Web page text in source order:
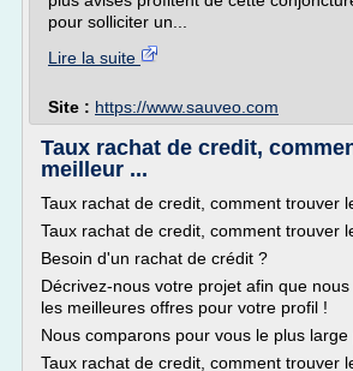
pour solliciter un...
Lire la suite
Site : https://www.sauveo.com
Taux rachat de credit,
meilleur ...
Taux rachat de credit, comment trouver
Taux rachat de credit, comment trouver
Besoin d'un rachat de crédit ?
Décrivez-nous votre projet afin que
les meilleures offres pour votre profil !
Nous comparons pour vous le plus
Taux rachat de credit, comment trouver